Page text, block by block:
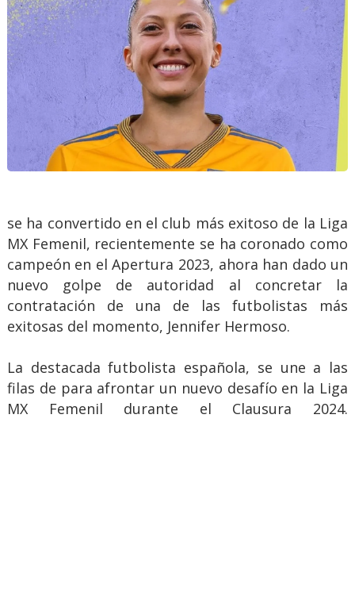
se ha convertido en el club más exitoso de la Liga
MX Femenil, recientemente se ha coronado como
campeón en el Apertura 2023, ahora han dado un
nuevo golpe de autoridad al concretar la
contratación de una de las futbolistas más
exitosas del momento, Jennifer Hermoso.
La destacada futbolista española, se une a las
filas de para afrontar un nuevo desafío en la Liga
MX Femenil durante el Clausura 2024.